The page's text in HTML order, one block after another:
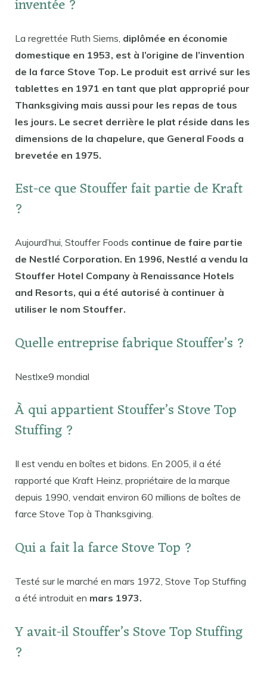
inventée ?
La regrettée Ruth Siems, diplômée en économie
domestique en 1953, est à l’origine de l’invention
de la farce Stove Top. Le produit est arrivé sur les
tablettes en 1971 en tant que plat approprié pour
Thanksgiving mais aussi pour les repas de tous
les jours. Le secret derrière le plat réside dans les
dimensions de la chapelure, que General Foods a
brevetée en 1975.
Est-ce que Stouffer fait partie de Kraft
?
Aujourd’hui, Stouffer Foods continue de faire partie
de Nestlé Corporation. En 1996, Nestlé a vendu la
Stouffer Hotel Company à Renaissance Hotels
and Resorts, qui a été autorisé à continuer à
utiliser le nom Stouffer.
Quelle entreprise fabrique Stouffer’s ?
Nestlxe9 mondial
À qui appartient Stouffer’s Stove Top
Stuffing ?
Il est vendu en boîtes et bidons. En 2005, il a été
rapporté que Kraft Heinz, propriétaire de la marque
depuis 1990, vendait environ 60 millions de boîtes de
farce Stove Top à Thanksgiving.
Qui a fait la farce Stove Top ?
Testé sur le marché en mars 1972, Stove Top Stuffing
a été introduit en mars 1973.
Y avait-il Stouffer’s Stove Top Stuffing
?